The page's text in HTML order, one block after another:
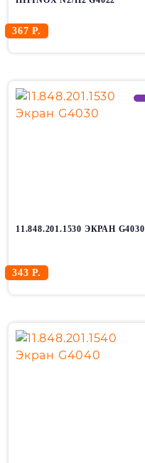
367 Р.
11.848.201.1530 ЭКРАН G4030
343 Р.